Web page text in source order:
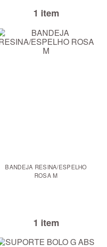
1 item
BANDEJA RESINA/ESPELHO
ROSA M
1 item